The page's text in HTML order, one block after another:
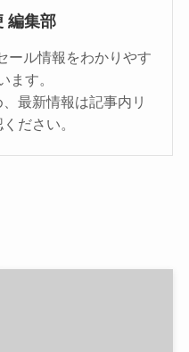
編集部
ール情報をわかりやす
ます。
最新情報は記事内リ
ださい。